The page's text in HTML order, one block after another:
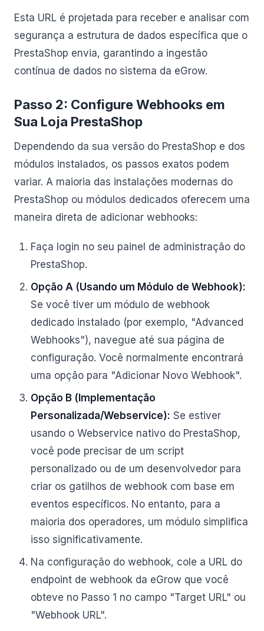
Esta URL é projetada para receber e analisar com
segurança a estrutura de dados específica que o
PrestaShop envia, garantindo a ingestão
contínua de dados no sistema da eGrow.
Passo 2: Configure Webhooks em
Sua Loja PrestaShop
Dependendo da sua versão do PrestaShop e dos
módulos instalados, os passos exatos podem
variar. A maioria das instalações modernas do
PrestaShop ou módulos dedicados oferecem uma
maneira direta de adicionar webhooks:
Faça login no seu painel de administração do
PrestaShop.
Opção A (Usando um Módulo de Webhook):
Se você tiver um módulo de webhook
dedicado instalado (por exemplo, "Advanced
Webhooks"), navegue até sua página de
configuração. Você normalmente encontrará
uma opção para "Adicionar Novo Webhook".
Opção B (Implementação
Personalizada/Webservice): Se estiver
usando o Webservice nativo do PrestaShop,
você pode precisar de um script
personalizado ou de um desenvolvedor para
criar os gatilhos de webhook com base em
eventos específicos. No entanto, para a
maioria dos operadores, um módulo simplifica
isso significativamente.
Na configuração do webhook, cole a URL do
endpoint de webhook da eGrow que você
obteve no Passo 1 no campo "Target URL" ou
"Webhook URL".